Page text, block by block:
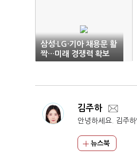
삼성·LG·기아 채용문 활
짝…미래 경쟁력 확보
사활
김주하
안녕하세요. 김주하
뉴스북